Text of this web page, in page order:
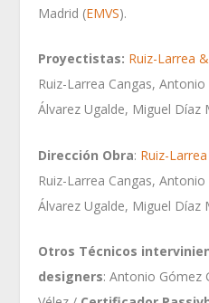
Madrid (EMVS).
Proyectistas: Ruiz-Larrea
Ruiz-Larrea Cangas,
Álvarez Ugalde, Miguel Díaz
Dirección Obra: Ruiz-
Ruiz-Larrea Cangas,
Álvarez Ugalde, Miguel Díaz
Otros Técnicos
designers: Antonio Gómez